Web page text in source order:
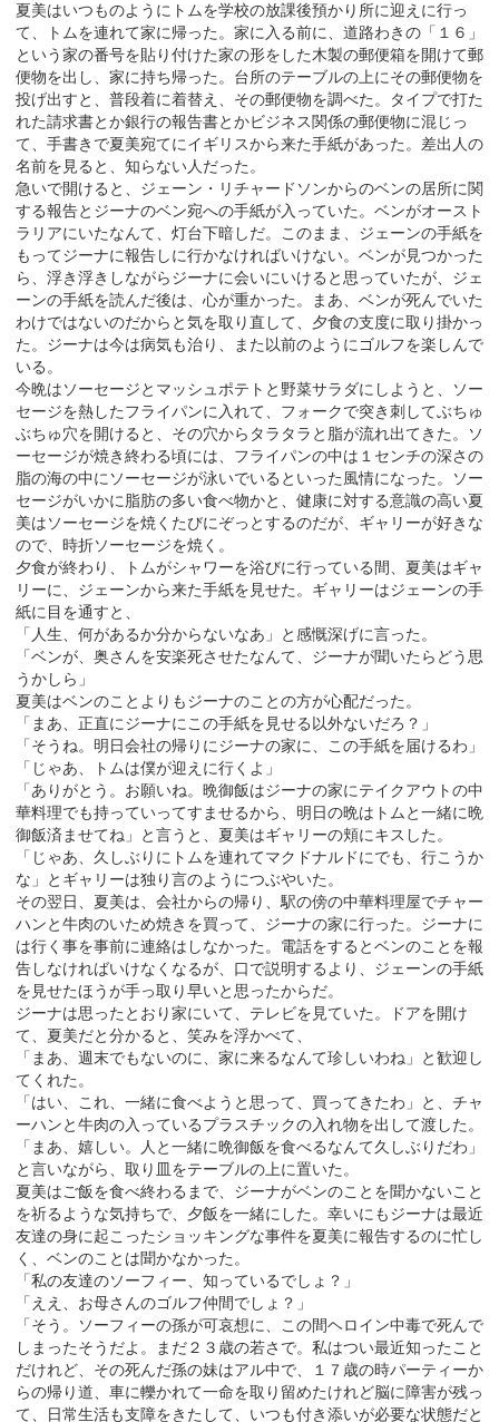
夏美はいつものようにトムを学校の放課後預かり所に迎えに行っ
て、トムを連れて家に帰った。家に入る前に、道路わきの「１６」
という家の番号を貼り付けた家の形をした木製の郵便箱を開けて郵
便物を出し、家に持ち帰った。台所のテーブルの上にその郵便物を
投げ出すと、普段着に着替え、その郵便物を調べた。タイプで打た
れた請求書とか銀行の報告書とかビジネス関係の郵便物に混じっ
て、手書きで夏美宛てにイギリスから来た手紙があった。差出人の
名前を見ると、知らない人だった。
急いで開けると、ジェーン・リチャードソンからのベンの居所に関
する報告とジーナのベン宛への手紙が入っていた。ベンがオースト
ラリアにいたなんて、灯台下暗しだ。このまま、ジェーンの手紙を
もってジーナに報告しに行かなければいけない。ベンが見つかった
ら、浮き浮きしながらジーナに会いにいけると思っていたが、ジェ
ーンの手紙を読んだ後は、心が重かった。まあ、ベンが死んでいた
わけではないのだからと気を取り直して、夕食の支度に取り掛かっ
た。ジーナは今は病気も治り、また以前のようにゴルフを楽しんで
いる。
今晩はソーセージとマッシュポテトと野菜サラダにしようと、ソー
セージを熱したフライパンに入れて、フォークで突き刺してぶちゅ
ぶちゅ穴を開けると、その穴からタラタラと脂が流れ出てきた。ソ
ーセージが焼き終わる頃には、フライパンの中は１センチの深さの
脂の海の中にソーセージが泳いでいるといった風情になった。ソー
セージがいかに脂肪の多い食べ物かと、健康に対する意識の高い夏
美はソーセージを焼くたびにぞっとするのだが、ギャリーが好きな
ので、時折ソーセージを焼く。
夕食が終わり、トムがシャワーを浴びに行っている間、夏美はギャ
リーに、ジェーンから来た手紙を見せた。ギャリーはジェーンの手
紙に目を通すと、
「人生、何があるか分からないなあ」と感慨深げに言った。
「ベンが、奥さんを安楽死させたなんて、ジーナが聞いたらどう思
うかしら」
夏美はベンのことよりもジーナのことの方が心配だった。
「まあ、正直にジーナにこの手紙を見せる以外ないだろ？」
「そうね。明日会社の帰りにジーナの家に、この手紙を届けるわ」
「じゃあ、トムは僕が迎えに行くよ」
「ありがとう。お願いね。晩御飯はジーナの家にテイクアウトの中
華料理でも持っていってすませるから、明日の晩はトムと一緒に晩
御飯済ませてね」と言うと、夏美はギャリーの頬にキスした。
「じゃあ、久しぶりにトムを連れてマクドナルドにでも、行こうか
な」とギャリーは独り言のようにつぶやいた。
その翌日、夏美は、会社からの帰り、駅の傍の中華料理屋でチャー
ハンと牛肉のいため焼きを買って、ジーナの家に行った。ジーナに
は行く事を事前に連絡はしなかった。電話をするとベンのことを報
告しなければいけなくなるが、口で説明するより、ジェーンの手紙
を見せたほうが手っ取り早いと思ったからだ。
ジーナは思ったとおり家にいて、テレビを見ていた。ドアを開け
て、夏美だと分かると、笑みを浮かべて、
「まあ、週末でもないのに、家に来るなんて珍しいわね」と歓迎し
てくれた。
「はい、これ、一緒に食べようと思って、買ってきたわ」と、チャ
ーハンと牛肉の入っているプラスチックの入れ物を出して渡した。
「まあ、嬉しい。人と一緒に晩御飯を食べるなんて久しぶりだわ」
と言いながら、取り皿をテーブルの上に置いた。
夏美はご飯を食べ終わるまで、ジーナがベンのことを聞かないこと
を祈るような気持ちで、夕飯を一緒にした。幸いにもジーナは最近
友達の身に起こったショッキングな事件を夏美に報告するのに忙し
く、ベンのことは聞かなかった。
「私の友達のソーフィー、知っているでしょ？」
「ええ、お母さんのゴルフ仲間でしょ？」
「そう。ソーフィーの孫が可哀想に、この間ヘロイン中毒で死んで
しまったそうだよ。まだ２３歳の若さで。私はつい最近知ったこと
だけれど、その死んだ孫の妹はアル中で、１７歳の時パーティーか
らの帰り道、車に轢かれて一命を取り留めたけれど脳に障害が残っ
て、日常生活も支障をきたして、いつも付き添いが必要な状態だと